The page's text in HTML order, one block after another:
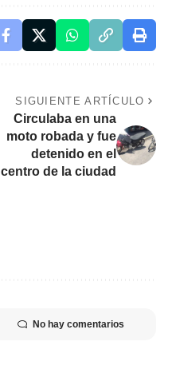
SIGUIENTE ARTÍCULO
Circulaba en una
moto robada y fue
detenido en el
centro de la ciudad
No hay comentarios